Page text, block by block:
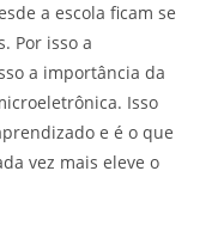
a escola ficam se
Por isso a
a importância da
Isso
e é o que
vez mais eleve o